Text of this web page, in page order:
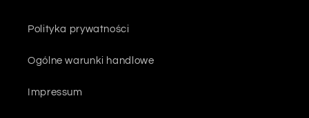
Polityka prywatności
Ogólne warunki handlowe
Impressum